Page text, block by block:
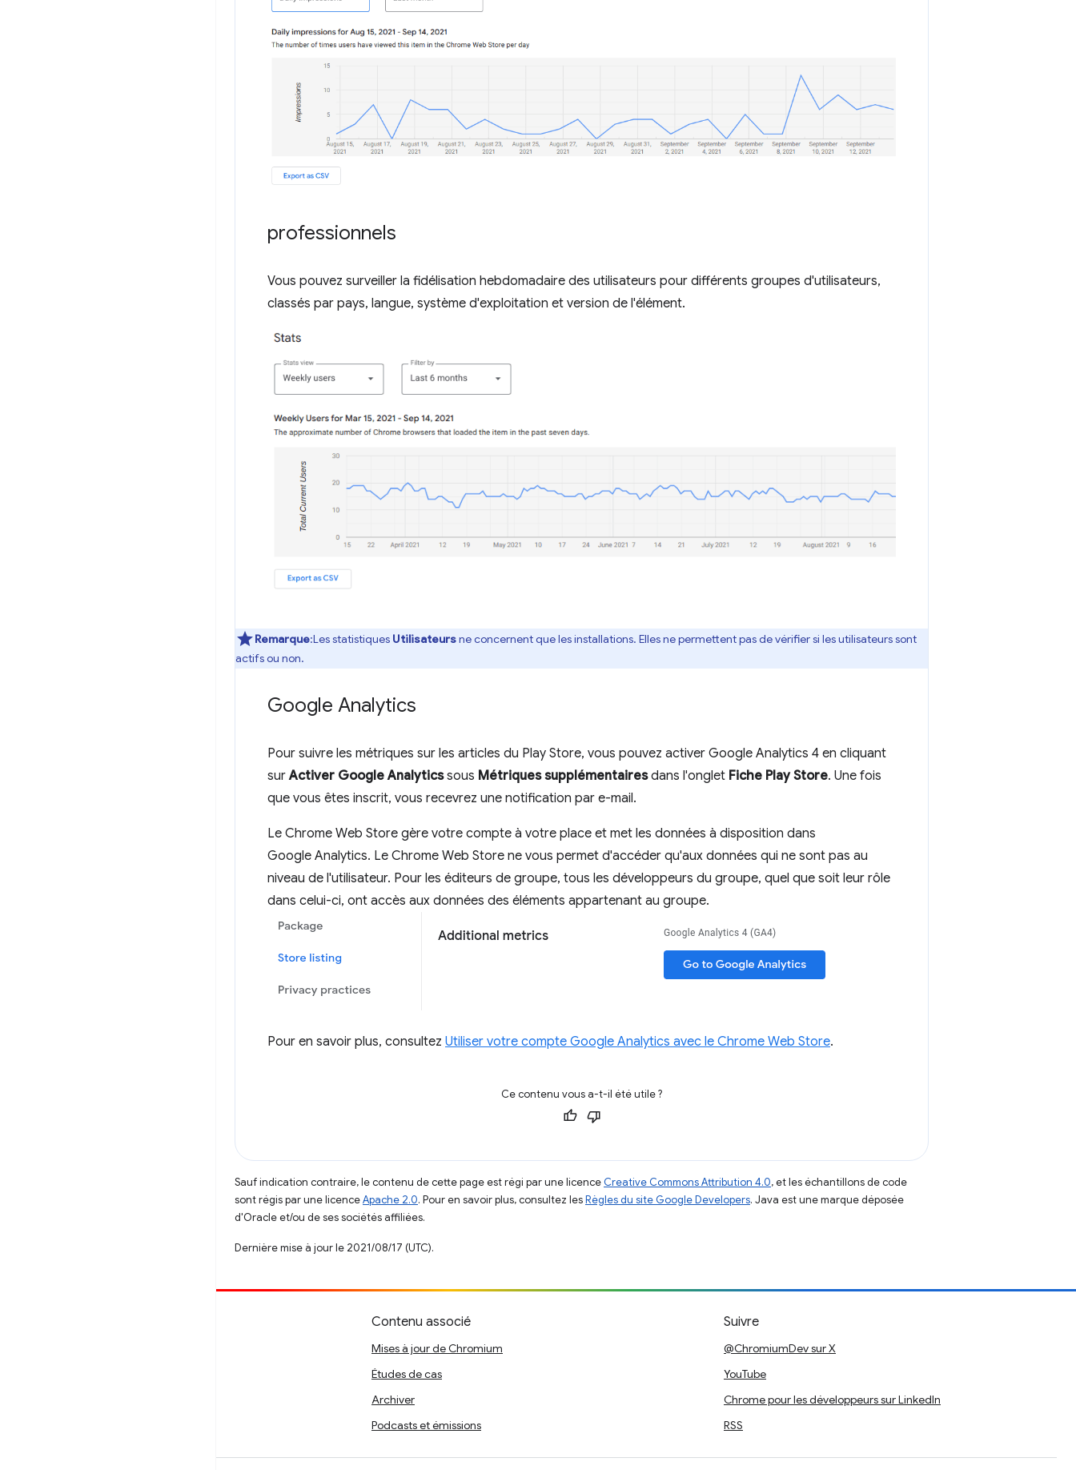
professionnels
Vous pouvez surveiller la fidélisation hebdomadaire des utilisateurs pour différents groupes d'utilisateurs,
classés par pays, langue, système d'exploitation et version de l'élément.
Remarque:Les statistiques Utilisateursne concernent que les installations. Elles ne permettent pas de vérifier si les utilisateurs sont
actifs ou non.
Google Analytics
Pour suivre les métriques sur les articles du Play Store, vous pouvez activer Google Analytics 4 en cliquant
surActiver Google Analyticssous Métriques supplémentairesdans l'onglet Fiche Play Store. Une fois
que vous êtes inscrit, vous recevrez une notification par e-mail.
Le Chrome Web Store gère votre compte à votre place et met les données à disposition dans
Google Analytics. Le Chrome Web Store ne vous permet d'accéder qu'aux données qui ne sont pas au
niveau de l'utilisateur. Pour les éditeurs de groupe, tous les développeurs du groupe, quel que soit leur rôle
dans celui-ci, ont accès aux données des éléments appartenant au groupe.
Pour en savoir plus, consultez Utiliser votre compte Google Analytics avec le Chrome Web Store.
Ce contenu vous a-t-il été utile ?
Sauf indication contraire, le contenu de cette page est régi par une licence Creative Commons Attribution 4.0, et les échantillons de code
sont régis par une licenceApache 2.0. Pour en savoir plus, consultez lesRègles du site Google Developers. Java est une marque déposée
d'Oracle et/ou de ses sociétés affiliées.
Dernière mise à jour le 2021/08/17 (UTC).
Contenu associé
Mises à jour de Chromium
Études de cas
Archiver
Podcasts et émissions
Suivre
@ChromiumDev sur X
YouTube
Chrome pour les développeurs sur LinkedIn
RSS